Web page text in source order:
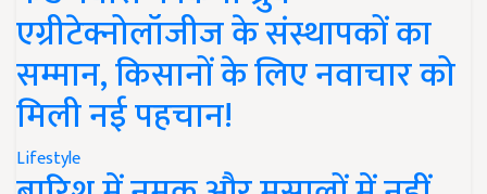
एग्रीटेक्नोलॉजीज के संस्थापकों का
सम्मान, किसानों के लिए नवाचार को
मिली नई पहचान!
Lifestyle